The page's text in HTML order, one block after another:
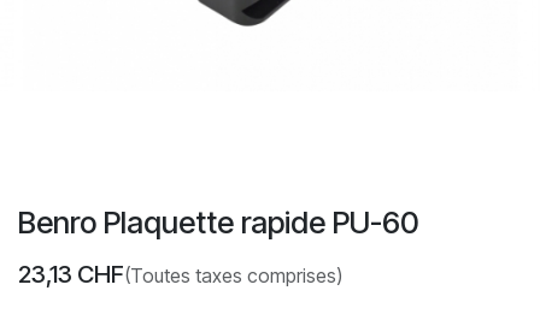
Benro Plaquette rapide PU-60
23,13 CHF(Toutes taxes comprises)